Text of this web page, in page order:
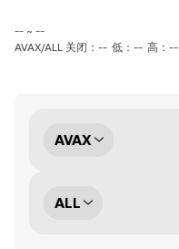
-- ~ --
AVAX/ALL 关闭：-- 低：-- 高：--
AVAX
ALL